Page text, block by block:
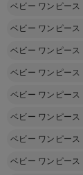
ベビー ワンピース
ベビー ワンピース
ベビー ワンピース
ベビー ワンピース
ベビー ワンピース
ベビー ワンピース
ベビー ワンピース
ベビー ワンピース